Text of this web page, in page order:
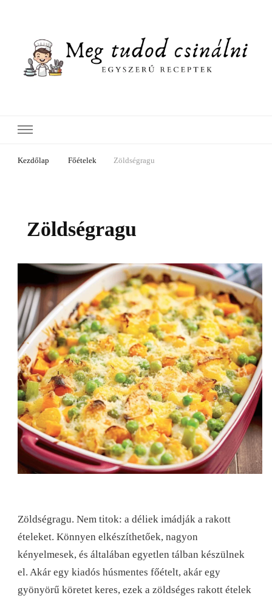
Kezdőlap Főételek Zöldségragu
Zöldségragu
Zöldségragu. Nem titok: a déliek imádják a rakott
ételeket. Könnyen elkészíthetőek, nagyon
kényelmesek, és általában egyetlen tálban készülnek
el. Akár egy kiadós húsmentes főételt, akár egy
gyönyörű köretet keres, ezek a zöldséges rakott ételek